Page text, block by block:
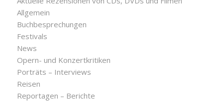
Allgemein
Buchbesprechungen
Festivals
News
Opern- und Konzertkritiken
Porträts – Interviews
Reisen
Reportagen – Berichte